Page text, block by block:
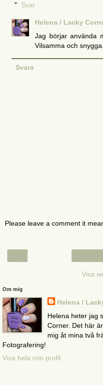
Svar
Helena / Lacky
Jag börjar använda
Vilsamma och snygga.
Svara
Please leave a comment it
Visa
Om mig
Helena /
Helena heter jag
Corner. Det här
mig åt mina två
Fotografering!
Visa hela min profil